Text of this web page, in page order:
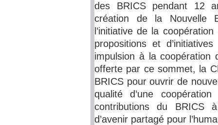
des BRICS pendant 12
création de la Nouvelle
l’initiative de la
propositions et
impulsion à la coopération
offerte par ce sommet, la
BRICS pour ouvrir de
qualité d’une
contributions du BRICS
d’avenir partagé pour